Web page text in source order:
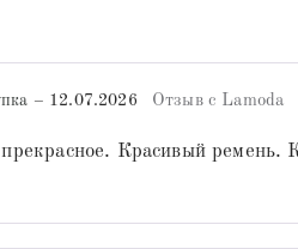
– 12.07.2026 Отзыв с Lamoda
Красивый ремень.